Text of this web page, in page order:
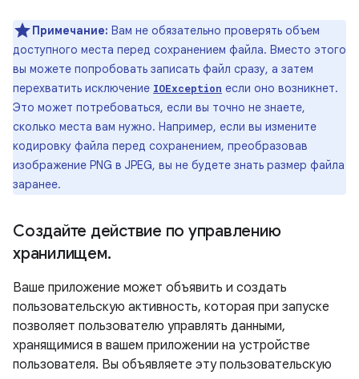
Примечание: Вам не обязательно проверять объем
доступного места перед сохранением файла. Вместо этого
вы можете попробовать записать файл сразу, а затем
перехватить исключение IOException если оно возникнет.
Это может потребоваться, если вы точно не знаете,
сколько места вам нужно. Например, если вы измените
кодировку файла перед сохранением, преобразовав
изображение PNG в JPEG, вы не будете знать размер файла
заранее.
Создайте действие по управлению
хранилищем.
Ваше приложение может объявить и создать
пользовательскую активность, которая при запуске
позволяет пользователю управлять данными,
хранящимися в вашем приложении на устройстве
пользователя. Вы объявляете эту пользовательскую